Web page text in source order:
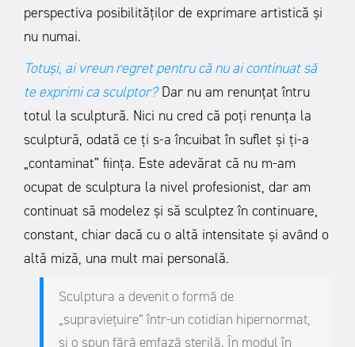
perspectiva posibilităților de exprimare artistică și
nu numai.
Totuși, ai vreun regret pentru că nu ai continuat să
te exprimi ca sculptor? Dar nu am renunțat întru
totul la sculptură. Nici nu cred că poți renunța la
sculptură, odată ce ți s-a încuibat în suflet și ți-a
„contaminat” ființa. Este adevărat că nu m-am
ocupat de sculptura la nivel profesionist, dar am
continuat să modelez și să sculptez în continuare,
constant, chiar dacă cu o altă intensitate și având o
altă miză, una mult mai personală.
Sculptura a devenit o formă de
„supraviețuire” într-un cotidian hipernormat,
și o spun fără emfază sterilă. În modul în